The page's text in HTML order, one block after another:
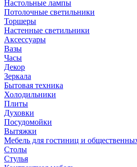
Настольные лампы
Потолочные светильники
Торшеры
Настенные светильники
Аксессуары
Вазы
Часы
Декор
Зеркала
Бытовая техника
Холодильники
Плиты
Духовки
Посудомойки
Вытяжки
Мебель для гостиниц и
Столы
Стулья